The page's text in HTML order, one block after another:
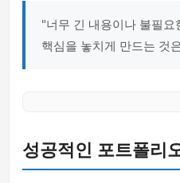
"너무 긴 내용이나 불필
핵심을 놓치게 만드는 것
성공적인 포트폴리